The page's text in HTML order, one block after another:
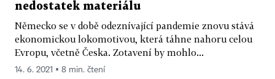
nedostatek materiálu
Německo se v době odeznívající pandemie znovu stává
ekonomickou lokomotivou, která táhne nahoru celou
Evropu, včetně Česka. Zotavení by mohlo...
14. 6. 2021 ▪ 8 min. čtení